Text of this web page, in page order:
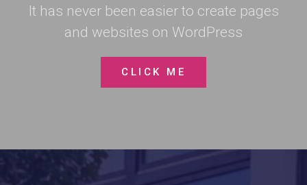
It has never been easier to create pages
and websites on WordPress
CLICK ME